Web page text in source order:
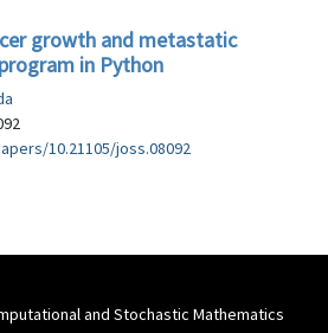
growth and metastatic
in Python
10.21105/joss.08092
and Stochastic Mathematics